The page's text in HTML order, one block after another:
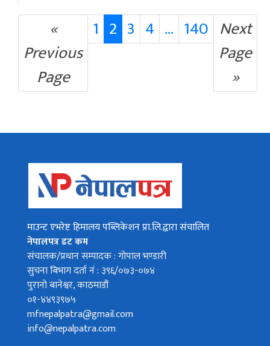
«
Previous
Page
1 2 3 4 ... 140 Next
Page
»
माउन्ट एभरेष्ट हिमालय पब्लिकेशन प्रा.लि.द्वारा संचालित
नेपालपत्र डट कम
संचालक/प्रधान सम्पादक : गोपाल भण्डारी
सुचना बिभाग दर्ता नं : ३९६/०७३-०७४
पुरानो बानेश्वर, काठमाडौं
०१-४४९३९७५
mfnepalpatra@gmail.com
info@nepalpatra.com